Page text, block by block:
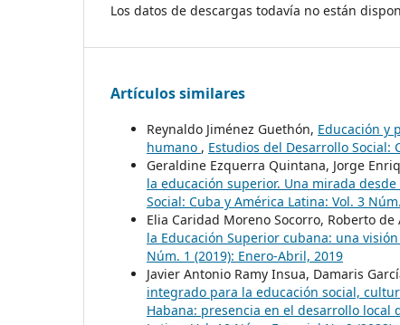
Los datos de descargas todavía no están
Artículos similares
Reynaldo Jiménez Guethón, Educación y
humano , Estudios del Desarrollo Social:
Geraldine Ezquerra Quintana, Jorge
la educación superior. Una mirada
Social: Cuba y América Latina: Vol. 3
Elia Caridad Moreno Socorro, Roberto de
la Educación Superior cubana: una
Núm. 1 (2019): Enero-Abril, 2019
Javier Antonio Ramy Insua, Damaris
integrado para la educación social,
Habana: presencia en el desarrollo local